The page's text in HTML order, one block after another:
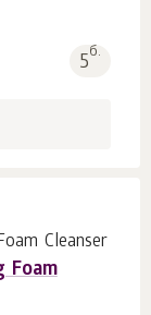
5б.
Foam